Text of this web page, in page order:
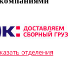
отделения